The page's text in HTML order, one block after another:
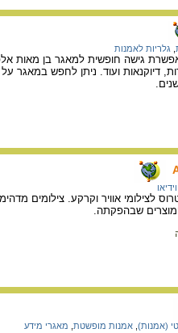
גלריות לאמנות
גישה חופשית למאגר בן מאות
דיוקנאות ועוד. ניתן לחפש
לצילומי אוויר וקרקע. צילומים
שבהפקתה.
(אמנות) אמנות מופשטת מאגרי מידע